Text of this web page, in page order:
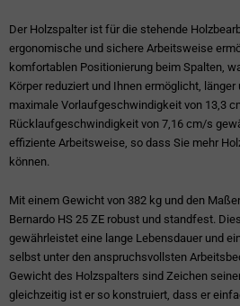
Der Holzspalter ist für die stehende
ergonomische und sichere Arbeitsweise
komfortablen Positionierung beim Spalten,
Körper reduziert und Ihnen ermöglicht,
maximale Vorlaufgeschwindigkeit von 13,3
Rücklaufgeschwindigkeit von 7,16 cm/s
effiziente Arbeitsweise, so dass Sie mehr
können.
Mit einem Gewicht von 382 kg und den
Bernardo HS 25 ZE robust und standfest.
gewährleistet eine lange Lebensdauer und
selbst unter den anspruchsvollsten
Gewicht des Holzspalters sind Zeichen
gleichzeitig ist er so konstruiert, dass er